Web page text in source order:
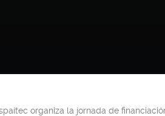
organiza la jornada de